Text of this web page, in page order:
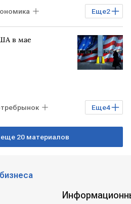
Еще2
ЕВРОЗОНА
в мае
Еще4
США
еще 20 материалов